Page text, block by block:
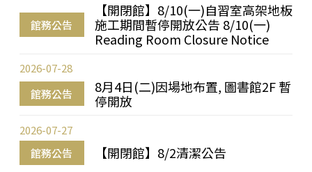
館務公告
【開閉館】8/10(一)自習室高架地板
施工期間暫停開放公告 8/10(一)
Reading Room Closure Notice
館務公告
8月4日(二)因場地布置, 圖書館2F 暫
停開放
2026-07-28
館務公告 【開閉館】8/2清潔公告
2026-07-27